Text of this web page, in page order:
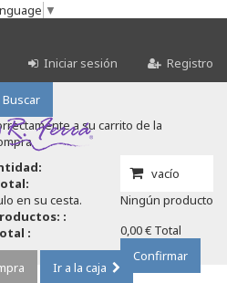
▼
Iniciar sesión Registro
Buscar
vacío
Ningún producto
0,00 € Total
Confirmar
a su carrito de la
en su cesta.
:
:
Ir a la caja